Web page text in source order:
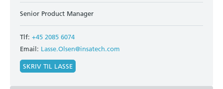
Senior Product Manager
Tlf: +45 2085 6074
Email: Lasse.Olsen@insatech.com
SKRIV TIL LASSE